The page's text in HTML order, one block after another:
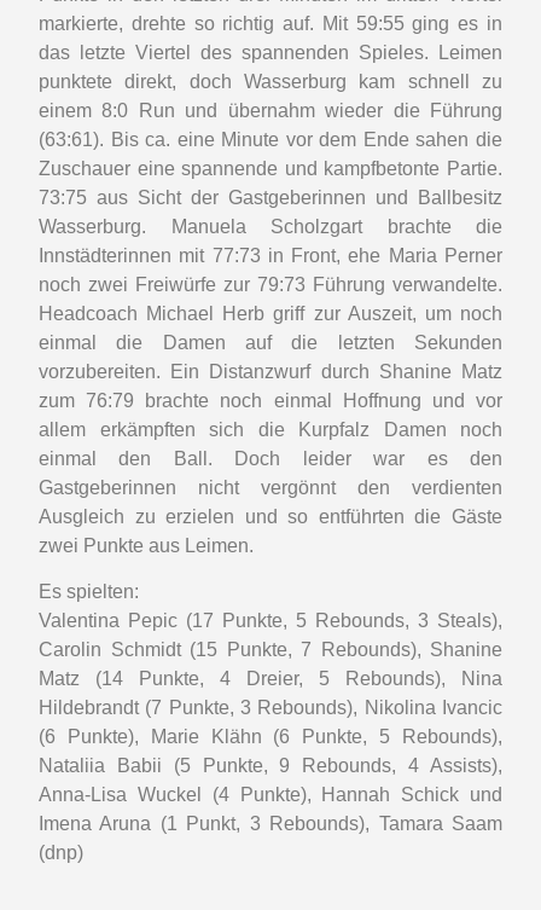
markierte, drehte so richtig auf. Mit 59:55 ging es in
das letzte Viertel des spannenden Spieles. Leimen
punktete direkt, doch Wasserburg kam schnell zu
einem 8:0 Run und übernahm wieder die Führung
(63:61). Bis ca. eine Minute vor dem Ende sahen die
Zuschauer eine spannende und kampfbetonte Partie.
73:75 aus Sicht der Gastgeberinnen und Ballbesitz
Wasserburg. Manuela Scholzgart brachte die
Innstädterinnen mit 77:73 in Front, ehe Maria Perner
noch zwei Freiwürfe zur 79:73 Führung verwandelte.
Headcoach Michael Herb griff zur Auszeit, um noch
einmal die Damen auf die letzten Sekunden
vorzubereiten. Ein Distanzwurf durch Shanine Matz
zum 76:79 brachte noch einmal Hoffnung und vor
allem erkämpften sich die Kurpfalz Damen noch
einmal den Ball. Doch leider war es den
Gastgeberinnen nicht vergönnt den verdienten
Ausgleich zu erzielen und so entführten die Gäste
zwei Punkte aus Leimen.
Es spielten:
Valentina Pepic (17 Punkte, 5 Rebounds, 3 Steals),
Carolin Schmidt (15 Punkte, 7 Rebounds), Shanine
Matz (14 Punkte, 4 Dreier, 5 Rebounds), Nina
Hildebrandt (7 Punkte, 3 Rebounds), Nikolina Ivancic
(6 Punkte), Marie Klähn (6 Punkte, 5 Rebounds),
Nataliia Babii (5 Punkte, 9 Rebounds, 4 Assists),
Anna-Lisa Wuckel (4 Punkte), Hannah Schick und
Imena Aruna (1 Punkt, 3 Rebounds), Tamara Saam
(dnp)